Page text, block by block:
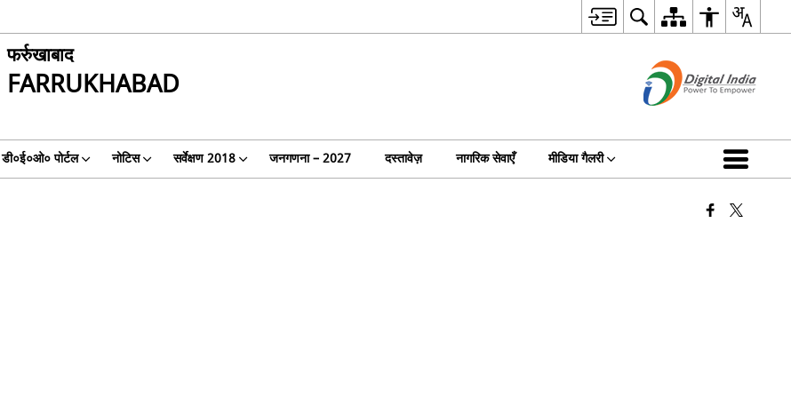
फर्रुखाबाद
FARRUKHABAD
डी०ई०ओ० पोर्टल नोटिस सर्वेक्षण 2018 जनगणना – 2027 दस्तावेज़ नागरिक सेवाएँ मीडिया गैलरी